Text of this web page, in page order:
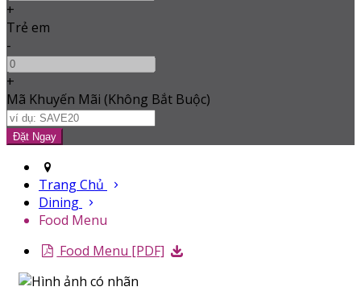
+
Trẻ em
-
+
Mã Khuyến Mãi (Không Bắt Buộc)
Trang Chủ
Dining
Food Menu
Food Menu [PDF]